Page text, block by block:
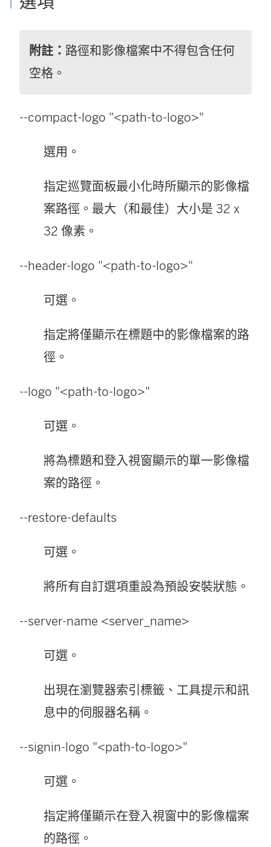
附註： 路徑和影像檔案中不得包含任何
空格。
--compact-logo "<path-to-logo>"
選用。
指定巡覽面板最小化時所顯示的影像檔
案路徑。最大（和最佳）大小是 32 x
32 像素。
--header-logo "<path-to-logo>"
可選。
指定將僅顯示在標題中的影像檔案的路
徑。
--logo "<path-to-logo>"
可選。
將為標題和登入視窗顯示的單一影像檔
案的路徑。
--restore-defaults
可選。
將所有自訂選項重設為預設安裝狀態。
--server-name <server_name>
可選。
出現在瀏覽器索引標籤、工具提示和訊
息中的伺服器名稱。
--signin-logo "<path-to-logo>"
可選。
指定將僅顯示在登入視窗中的影像檔案
的路徑。